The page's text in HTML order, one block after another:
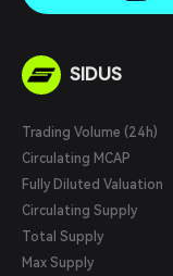
SIDUS
Trading Volume (24h)
Circulating MCAP
Fully Diluted Valuation
Circulating Supply
Total Supply
Max Supply